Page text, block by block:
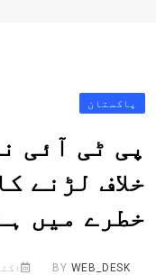
پاکستان
خلاف لڑنے
خطرے میں
BY WEB_DESK اکتوبر